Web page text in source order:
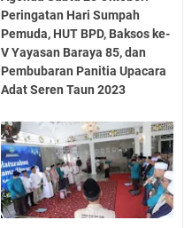
Peringatan Hari Sumpah
Pemuda, HUT BPD, Baksos ke-
V Yayasan Baraya 85, dan
Pembubaran Panitia Upacara
Adat Seren Taun 2023